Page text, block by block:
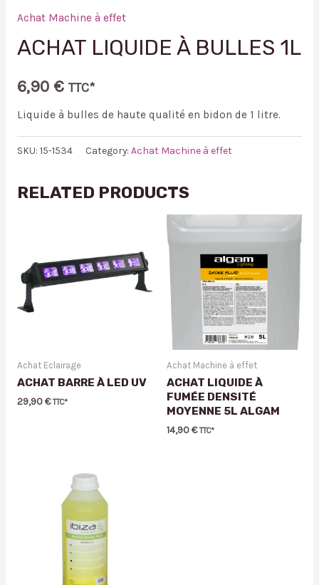
Achat Machine à effet
ACHAT LIQUIDE À BULLES 1L
6,90 € TTC*
Liquide à bulles de haute qualité en bidon de 1 litre.
SKU: 15-1534 Category: Achat Machine à effet
RELATED PRODUCTS
Achat Eclairage
ACHAT BARRE À LED UV
29,90€ TTC*
Achat Machine à effet
ACHAT LIQUIDE À
FUMÉE DENSITÉ
MOYENNE 5L ALGAM
14,90€ TTC*